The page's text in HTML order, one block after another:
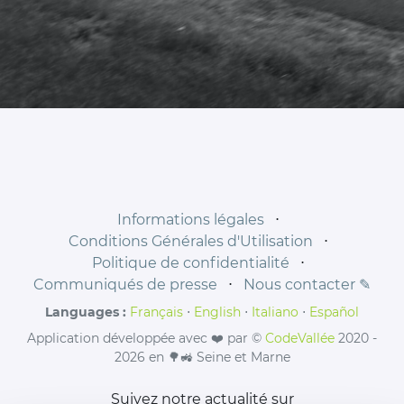
Informations légales
⋅
Conditions Générales d'Utilisation
⋅
Politique de confidentialité
⋅
Communiqués de presse
⋅ Nous contacter ✎
Languages : Français ⋅ English ⋅ Italiano ⋅ Español
Application développée avec ❤️ par © CodeVallée 2020 -
2026 en 🌳🚜 Seine et Marne
Suivez notre actualité sur